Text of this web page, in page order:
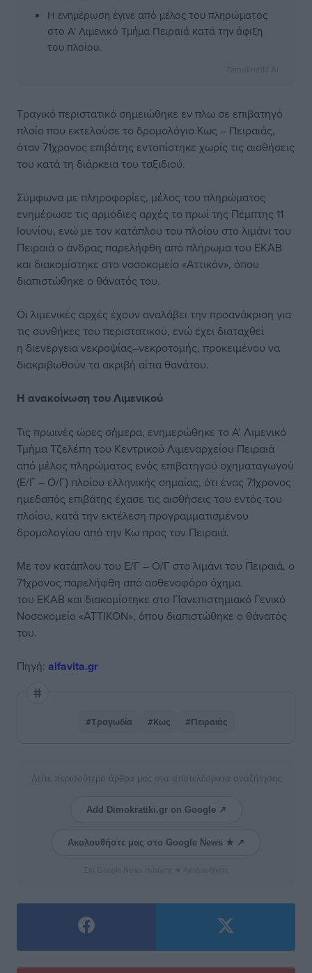
Η ενημέρωση έγινε από μέλος του πληρώματος
στο Α’ Λιμενικό Τμήμα Πειραιά κατά την άφιξη
του πλοίου.
Τραγικό περιστατικό σημειώθηκε εν πλω σε επιβατηγό
πλοίο που εκτελούσε το δρομολόγιο Κως – Πειραιάς,
όταν 71χρονος επιβάτης εντοπίστηκε χωρίς τις αισθήσεις
του κατά τη διάρκεια του ταξιδιού.
Σύμφωνα με πληροφορίες, μέλος του πληρώματος
ενημέρωσε τις αρμόδιες αρχές το πρωί της Πέμπτης 11
Ιουνίου, ενώ με τον κατάπλου του πλοίου στο λιμάνι του
Πειραιά ο άνδρας παρελήφθη από πλήρωμα του ΕΚΑΒ
και διακομίστηκε στο νοσοκομείο «Αττικόν», όπου
διαπιστώθηκε ο θάνατός του.
Οι λιμενικές αρχές έχουν αναλάβει την προανάκριση για
τις συνθήκες του περιστατικού, ενώ έχει διαταχθεί
η διενέργεια νεκροψίας–νεκροτομής, προκειμένου να
διακριβωθούν τα ακριβή αίτια θανάτου.
Η ανακοίνωση του Λιμενικού
Τις πρωινές ώρες σήμερα, ενημερώθηκε το Α’ Λιμενικό
Τμήμα Τζελέπη του Κεντρικού Λιμεναρχείου Πειραιά
από μέλος πληρώματος ενός επιβατηγού οχηματαγωγού
(Ε/Γ – Ο/Γ) πλοίου ελληνικής σημαίας, ότι ένας 71χρονος
ημεδαπός επιβάτης έχασε τις αισθήσεις του εντός του
πλοίου, κατά την εκτέλεση προγραμματισμένου
δρομολογίου από την Κω προς τον Πειραιά.
Με τον κατάπλου του Ε/Γ – Ο/Γ στο λιμάνι του Πειραιά, ο
71χρονος παρελήφθη από ασθενοφόρο όχημα
του ΕΚΑΒ και διακομίστηκε στο Πανεπιστημιακό Γενικό
Νοσοκομείο «ΑΤΤΙΚΟΝ», όπου διαπιστώθηκε ο θάνατός
του.
Πηγή: alfavita.gr
#Τραγωδία #Κως #Πειραιάς
Δείτε περισσότερα άρθρα μας στα αποτελέσματα αναζήτησης
Add Dimokratiki.gr on Google ↗
Ακολουθήστε μας στο Google News ★ ↗